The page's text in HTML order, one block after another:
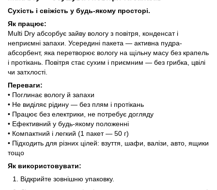
Сухість і свіжість у будь-якому просторі.
Як працює:
Multi Dry абсорбує зайву вологу з повітря, конденсат і
неприємні запахи. Усередині пакета — активна пудра-
абсорбент, яка перетворює вологу на щільну масу без крапель
і протікань. Повітря стає сухим і приємним — без грибка, цвілі
чи затхлості.
Переваги:
• Поглинає вологу й запахи
• Не виділяє рідину — без плям і протікань
• Працює без електрики, не потребує догляду
• Ефективний у будь-якому положенні
• Компактний і легкий (1 пакет — 50 г)
• Підходить для різних цілей: взуття, шафи, валізи, авто, ящики
тощо
Як використовувати:
Відкрийте зовнішню упаковку.